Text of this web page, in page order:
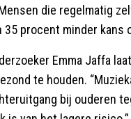
die regelmatig
35 procent minder kans
Emma Jaffa
te houden.
bij ouderen